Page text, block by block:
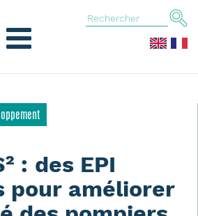
: des EPI
pour améliorer